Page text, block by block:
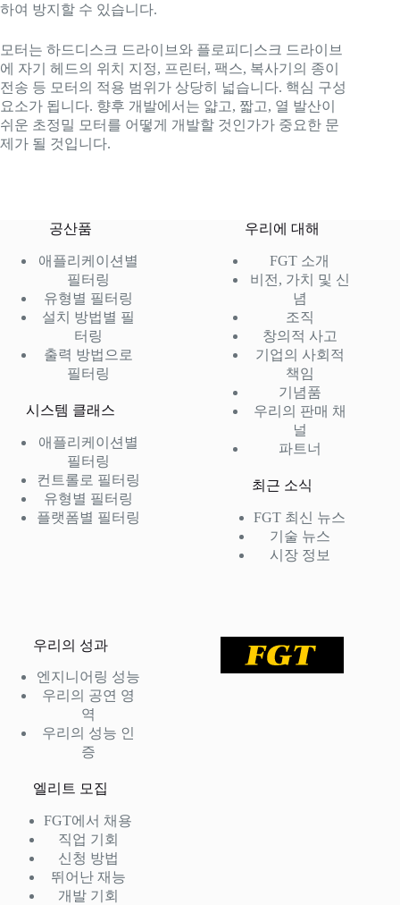
하여 방지할 수 있습니다.
모터는 하드디스크 드라이브와 플로피디스크 드라이브
에 자기 헤드의 위치 지정, 프린터, 팩스, 복사기의 종이
전송 등 모터의 적용 범위가 상당히 넓습니다. 핵심 구성
요소가 됩니다. 향후 개발에서는 얇고, 짧고, 열 발산이
쉬운 초정밀 모터를 어떻게 개발할 것인가가 중요한 문
제가 될 것입니다.
공산품
애플리케이션별
필터링
유형별 필터링
설치 방법별 필
터링
출력 방법으로
필터링
시스템 클래스
애플리케이션별
필터링
컨트롤로 필터링
유형별 필터링
플랫폼별 필터링
우리에 대해
FGT 소개
비전, 가치 및 신
념
조직
창의적 사고
기업의 사회적
책임
기념품
우리의 판매 채
널
파트너
최근 소식
FGT 최신 뉴스
기술 뉴스
시장 정보
우리의 성과
엔지니어링 성능
우리의 공연 영
역
우리의 성능 인
증
엘리트 모집
FGT에서 채용
직업 기회
신청 방법
뛰어난 재능
개발 기회